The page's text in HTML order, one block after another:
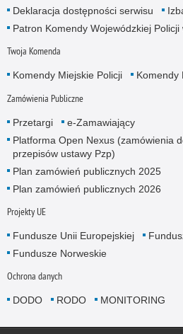
Deklaracja dostępności serwisu
Patron Komendy Wojewódzkiej Policji
Twoja Komenda
Komendy Miejskie Policji Komendy
Zamówienia Publiczne
Przetargi
e-Zamawiający
Platforma Open Nexus (zamówienia
przepisów ustawy Pzp)
Plan zamówień publicznych 2025
Plan zamówień publicznych 2026
Projekty UE
Fundusze Unii Europejskiej
Fundusze Norweskie
Ochrona danych
DODO RODO MONITORING